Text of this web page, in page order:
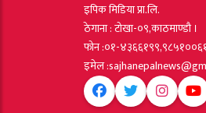
इपिक मिडिया प्रा.लि.
ठेगाना : टोखा-०९,काठमाण्डौ ।
फोन :०१-
इमेल